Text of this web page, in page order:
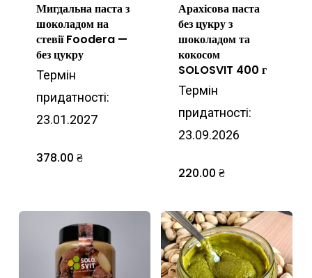
Мигдальна паста з
шоколадом на
стевії Foodera —
без цукру
Термін
придатності:
23.01.2027
378.00 ₴
Арахісова паста
без цукру з
шоколадом та
кокосом
SOLOSVIT 400 г
Термін
придатності:
23.09.2026
220.00₴